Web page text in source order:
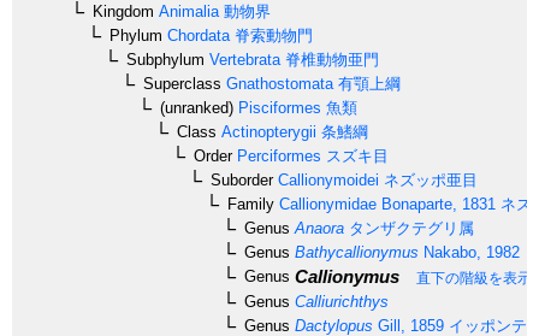
Kingdom Animalia 動物界
Phylum Chordata 脊索動物門
Subphylum Vertebrata 脊椎動物亜門
Superclass Gnathostomata 有顎上綱
(unranked) Pisciformes 魚類
Class Actinopterygii 条鰭綱
OrderPerciformes スズキ目
SuborderCallionymoidei ネズッポ亜目
Family Callionymidae Bonaparte, 1831 ネズ
Genus Anaora タンザクテグリ属
Genus Bathycallionymus Nakabo, 1982
Genus Callionymus 直下の階級を表示
Genus Calliurichthys
Genus Dactylopus Gill, 1859 イッポンテ